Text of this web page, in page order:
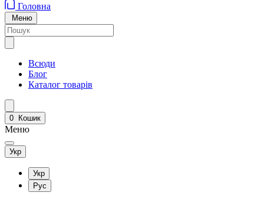
Головна
Меню
Всюди
Блог
Каталог товарів
0 Кошик
Меню
Укр
Укр
Рус